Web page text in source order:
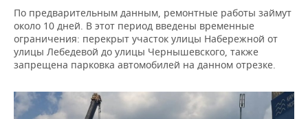
ФИГУРНОЕ КАТАНИЕ
ВОДНЫЕ ВИДЫ СПОРТА
ХОККЕЙ С МЯЧОМ
МЕДИЦИНА
ОБРАЗОВАНИЕ
ПРОИСШЕСТВИЯ
По предварительным данным, ремонтные работы займут
около 10 дней. В этот период введены временные
ограничения: перекрыт участок улицы Набережной от
улицы Лебедевой до улицы Чернышевского, также
запрещена парковка автомобилей на данном отрезке.